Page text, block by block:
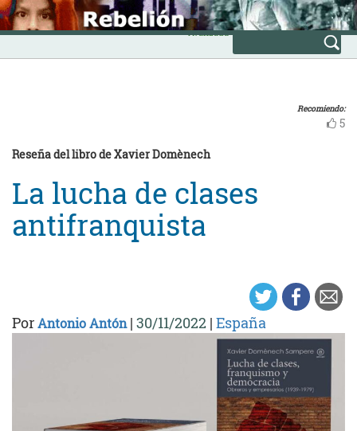
Skip
to
content
INICIO
Avanzada
Recomiendo:
5
Reseña del libro de Xavier Domènech
La lucha de clases
antifranquista
PorAntonio Antón| 30/11/2022 | España